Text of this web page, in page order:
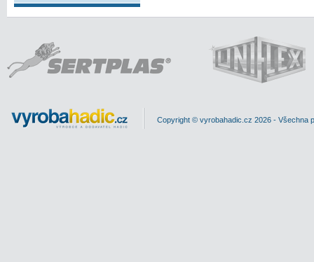
Copyright © vyrobahadic.cz 2026 - Všechna